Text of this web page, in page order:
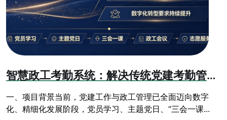
智慧政工考勤系统：解决传统党建考勤管理乱象
一、项目背景当前，党建工作与政工管理已全面迈向数字
化、精细化发展阶段，党员学习、主题党日、“三会一课...